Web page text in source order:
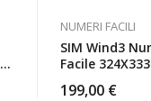
NUMERI FACILI
SIM Wind3
Facile
199,00 €